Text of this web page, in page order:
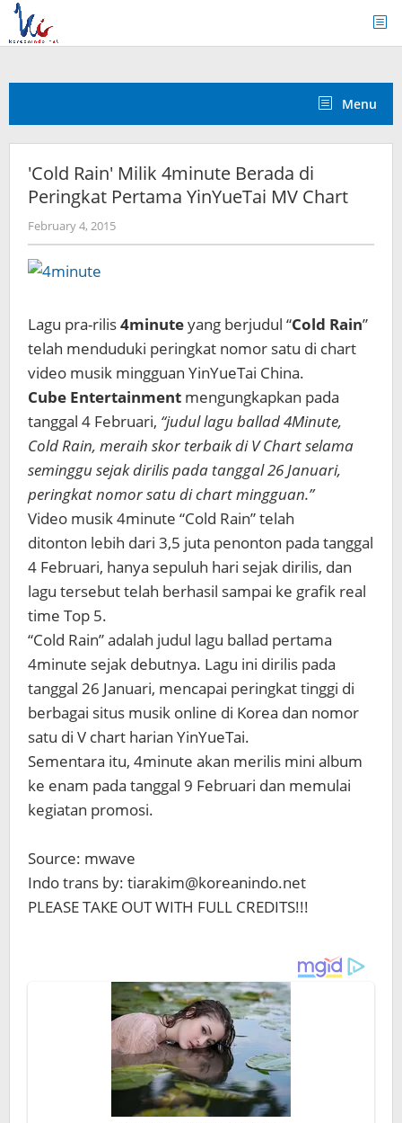
Skip
content
Menu
'Cold Rain' Milik 4minute Berada di
Peringkat Pertama YinYueTai MV Chart
February 4, 2015by
Koreanindo
Lagu pra-rilis4minuteyang berjudul “Cold Rain”
telah menduduki peringkat nomor satu di chart
video musik mingguan YinYueTai China.
Cube Entertainment mengungkapkan pada
tanggal 4 Februari, “judul lagu ballad 4Minute,
Cold Rain, meraih skor terbaik di V Chart selama
seminggu sejak dirilis pada tanggal 26 Januari,
peringkat nomor satu di chart mingguan.”
Video musik 4minute “Cold Rain” telah
ditonton lebih dari 3,5 juta penonton pada tanggal
4 Februari, hanya sepuluh hari sejak dirilis, dan
lagu tersebut telah berhasil sampai ke grafik real
time Top 5.
“Cold Rain” adalah judul lagu ballad pertama
4minute sejak debutnya. Lagu ini dirilis pada
tanggal 26 Januari, mencapai peringkat tinggi di
berbagai situs musik online di Korea dan nomor
satu di V chart harian YinYueTai.
Sementara itu, 4minute akan merilis mini album
ke enam pada tanggal 9 Februari dan memulai
kegiatan promosi.
Source: mwave
Indo trans by: tiarakim@koreanindo.net
PLEASE TAKE OUT WITH FULL CREDITS!!!